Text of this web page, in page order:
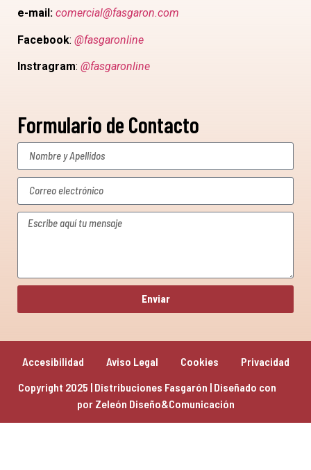
e-mail: comercial@fasgaron.com
Facebook: @fasgaronline
Instragram: @fasgaronline
Enviar
Formulario de Contacto
Copyright 2025 | Distribuciones Fasgarón | Diseñado con
por Zeleón Diseño&Comunicación
Accesibilidad Aviso Legal Cookies Privacidad